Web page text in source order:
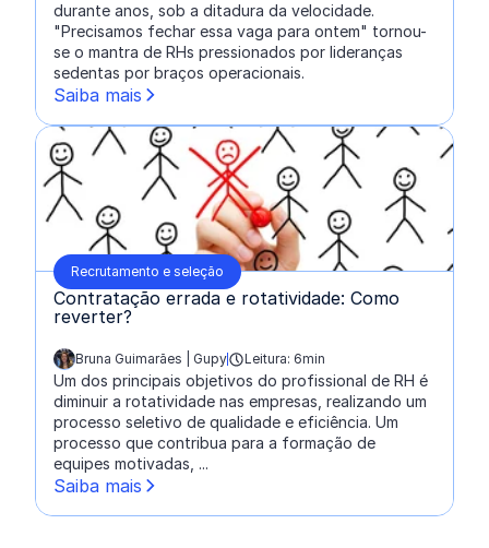
durante anos, sob a ditadura da velocidade.
"Precisamos fechar essa vaga para ontem" tornou-
se o mantra de RHs pressionados por lideranças
sedentas por braços operacionais.
Saiba mais
Recrutamento e seleção
Contratação errada e rotatividade: Como
reverter?
escrito por:
Bruna Guimarães | Gupy Leitura: 6min
Um dos principais objetivos do profissional de RH é
diminuir a rotatividade nas empresas, realizando um
processo seletivo de qualidade e eficiência. Um
processo que contribua para a formação de
equipes motivadas, ...
Saiba mais